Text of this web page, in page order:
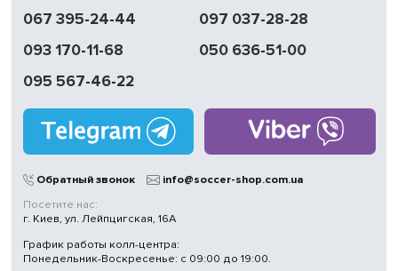
доставка
Обмен | Возвращение
без выходных
в Киеве
067 395-24-44
097 037-28-28
093 170-11-68
050 636-51-00
095 567-46-22
Обратный звонок
info@soccer-shop.com.ua
Посетите нас:
г. Киев, ул. Лейпцигская, 16А
График работы колл-центра:
Понедельник-Воскресенье: с 09:00 до 19:00.